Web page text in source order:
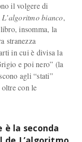
il volgere di
L’algoritmo bianco,
insomma, la
stranezza
in cui è divisa la
e poi nero” (la
agli “stati”
con le
la seconda